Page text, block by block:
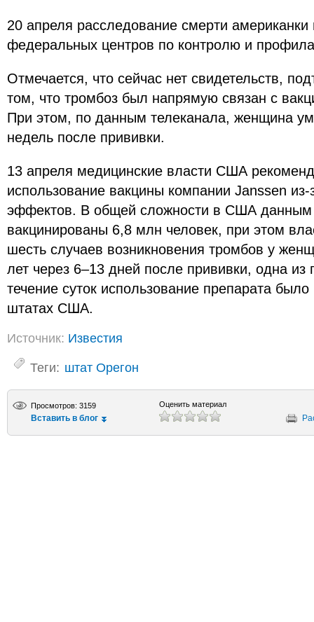
20 апреля расследование смерти американки
федеральных центров по контролю и
Отмечается, что сейчас нет свидетельств,
том, что тромбоз был напрямую связан с
При этом, по данным телеканала, женщина
недель после прививки.
13 апреля медицинские власти США
использование вакцины компании Janssen
эффектов. В общей сложности в США данным
вакцинированы 6,8 млн человек, при этом
шесть случаев возникновения тромбов у
лет через 6–13 дней после прививки, одна из
течение суток использование препарата
штатах США.
Источник: Известия
Теги: штат Орегон
Просмотров: 3159
Вставить в блог
Оценить материал